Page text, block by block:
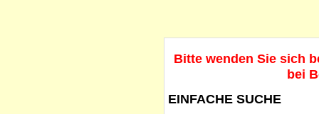
Bitte wenden Sie sich
bei
EINFACHE SUCHE